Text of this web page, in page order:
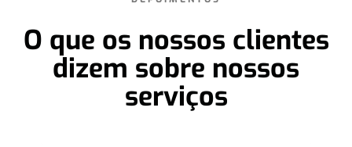
O que os nossos clientes
dizem sobre nossos
serviços